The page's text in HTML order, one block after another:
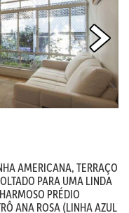
AMERICANA, TERRAÇO
PARA UMA LINDA
PRÉDIO
ANA ROSA (LINHA AZUL